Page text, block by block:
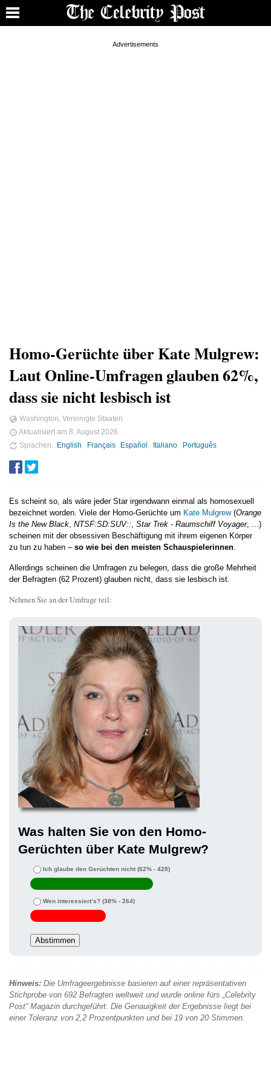
Homo-Gerüchte über Kate Mulgrew:
Laut Online-Umfragen glauben 62%,
dass sie nicht lesbisch ist
Washington, Vereinigte Staaten
Aktualisiert am 8. August 2026
Sprachen
English Français Español Italiano Português
Es scheint so, als wäre jeder Star irgendwann einmal als homosexuell
bezeichnet worden. Viele der Homo-Gerüchte um Kate Mulgrew(Orange
Is the New Black, NTSF:SD:SUV::, Star Trek - Raumschiff Voyager, ...)
scheinen mit der obsessiven Beschäftigung mit ihrem eigenen Körper
zu tun zu haben – so wie bei den meisten Schauspielerinnen.
Allerdings scheinen die Umfragen zu belegen, dass die große Mehrheit
der Befragten (62 Prozent) glauben nicht, dass sie lesbisch ist.
Nehmen Sie an der Umfrage teil:
Was halten Sie von den Homo-
Gerüchten über Kate Mulgrew?
Ich glaube den Gerüchten nicht(62% - 428)
Wen interessiert’s? (38% - 264)
Hinweis: Die Umfrageergebnisse basieren auf einer repräsentativen
Stichprobe von 692 Befragten weltweit und wurde online fürs „Celebrity
Post“ Magazin durchgeführt. Die Genauigkeit der Ergebnisse liegt bei
einer Toleranz von 2,2 Prozentpunkten und bei 19 von 20 Stimmen.